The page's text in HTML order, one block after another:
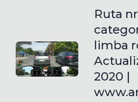
Ruta
limba
2020 |